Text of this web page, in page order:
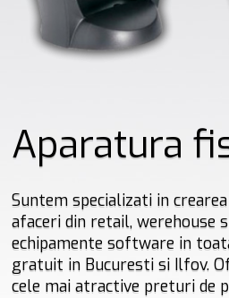
Aparatura
Suntem specializati in
afaceri din retail, werehouse
echipamente software in
gratuit in Bucuresti si Ilfov.
cele mai atractive preturi de
Soft